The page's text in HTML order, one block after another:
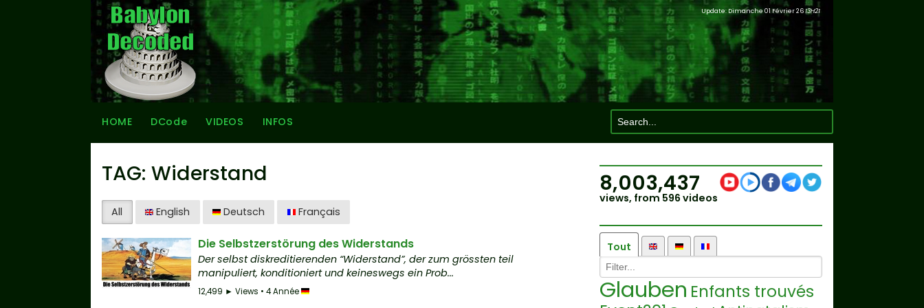
Update: Dimanche 01 Février 2613H21
HOME DCode VIDEOS INFOS
TAG: Widerstand
All English Deutsch Français
Die Selbstzerstörung des Widerstands
Der selbst diskreditierenden “Widerstand”, der zum grössten teil
manipuliert, konditioniert und keineswegs ein Prob...
12,499 ► Views • 4 Année
8,003,437
views, from 596 videos
Tout
Glauben Enfants trouvés